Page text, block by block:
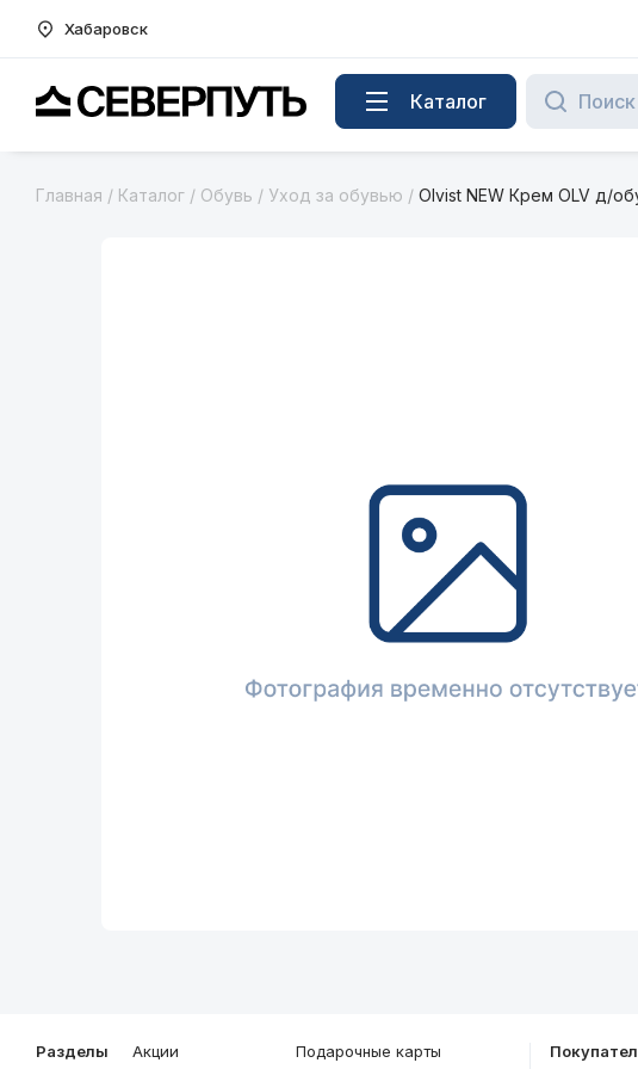
Хабаровск
Вернуться на главную страницу Каталог
Главная / Каталог / Обувь / Уход за обувью / Olvist NEW Крем OLV д/
Разделы Акции Подарочные карты